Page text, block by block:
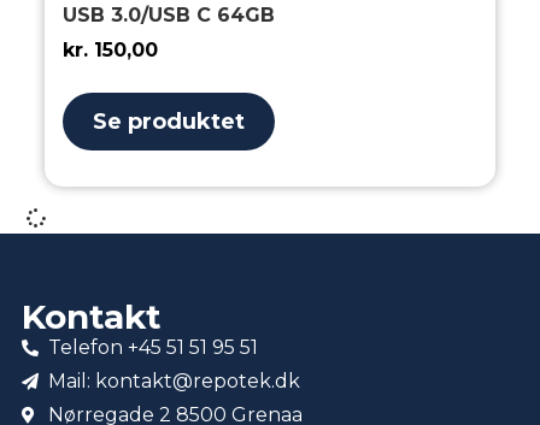
USB 3.0/USB C 64GB
kr. 150,00
Se produktet
Kontakt
Telefon +45 51 51 95 51
Mail: kontakt@repotek.dk
Nørregade 2 8500 Grenaa